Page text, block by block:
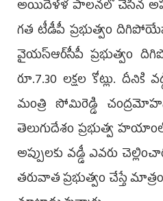
అయిదేళ్ళ పాలనలో చేసిన
గత టీడీపీ ప్రభుత్వం
వైయస్ఆర్‌సీపీ ప్రభుత్వం
రూ.7.30 లక్షల కోట్లు.
మంత్రి సోమిరెడ్డి
తెలుగుదేశం ప్రభుత్వ
అప్పులకు వడ్డీ ఎవరు
తరువాత ప్రభుత్వం చేస్తే